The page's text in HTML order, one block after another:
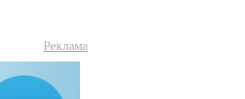
Реклама